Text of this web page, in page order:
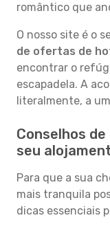
romântico que
O nosso site é o
de ofertas de
encontrar o
escapadela. A
literalmente, a
Conselhos
seu
Para que a sua
mais tranquila
dicas essenciais